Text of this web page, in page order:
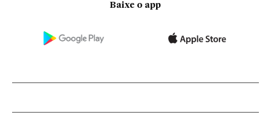
Baixe o app